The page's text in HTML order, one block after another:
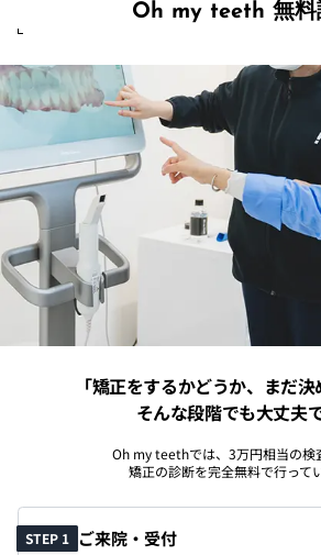
Oh my teeth 無料
「矯正をするかどうか、まだ決
そんな段階でも大丈夫で
Oh my teethでは、3万円相当の検
矯正の診断を完全無料で行ってい
STEP 1 ご来院・受付